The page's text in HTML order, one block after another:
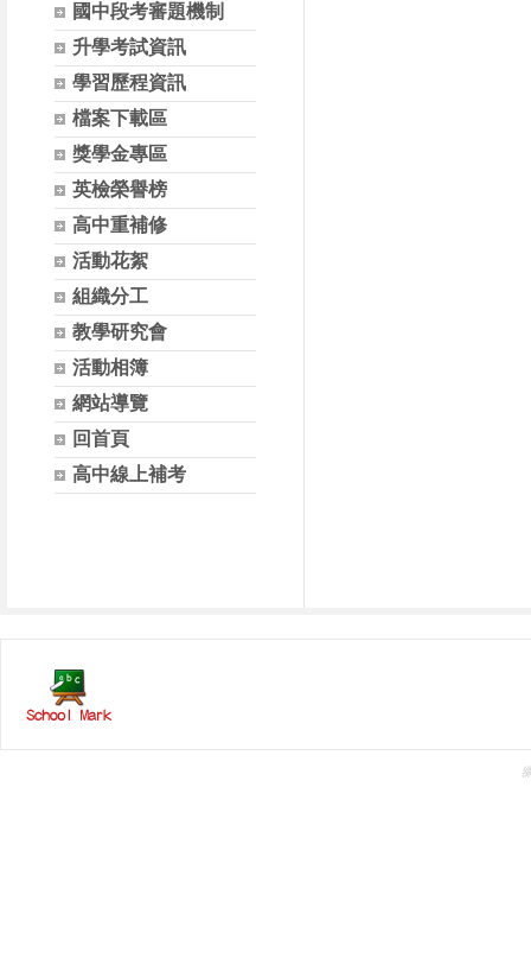
國中段考審題機制
升學考試資訊
學習歷程資訊
檔案下載區
獎學金專區
英檢榮譽榜
高中重補修
活動花絮
組織分工
教學研究會
活動相簿
網站導覽
回首頁
高中線上補考